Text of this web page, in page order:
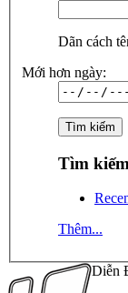
Dãn cách
Mới hơn ngày:
Tìm
Thêm...
Diễn